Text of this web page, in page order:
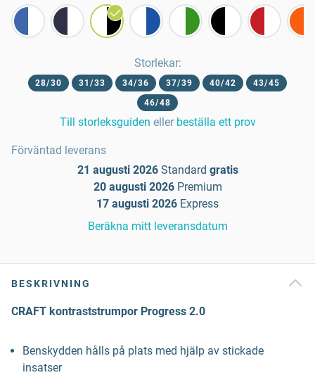
Storlekar:
28/30 31/33 34/36 37/39 40/42
43/45
46/48
Till storleksguiden eller beställa ett prov
Förväntad leverans
21 augusti 2026 Standard gratis
20 augusti 2026 Premium
17 augusti 2026 Express
Beräkna mitt leveransdatum
BESKRIVNING
CRAFT kontraststrumpor Progress 2.0
Benskydden hålls på plats med hjälp av stickade
insatser